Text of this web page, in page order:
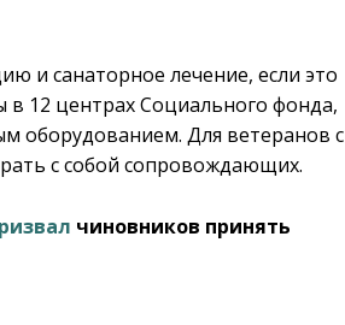
и санаторное лечение, если это
в 12 центрах Социального фонда,
оборудованием. Для ветеранов с
с собой сопровождающих.
чиновников принять